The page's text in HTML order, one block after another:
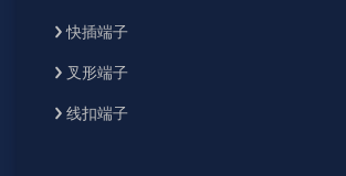
快插端子
叉形端子
线扣端子